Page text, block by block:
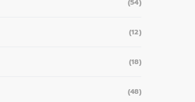
(54)
(12)
(18)
(48)